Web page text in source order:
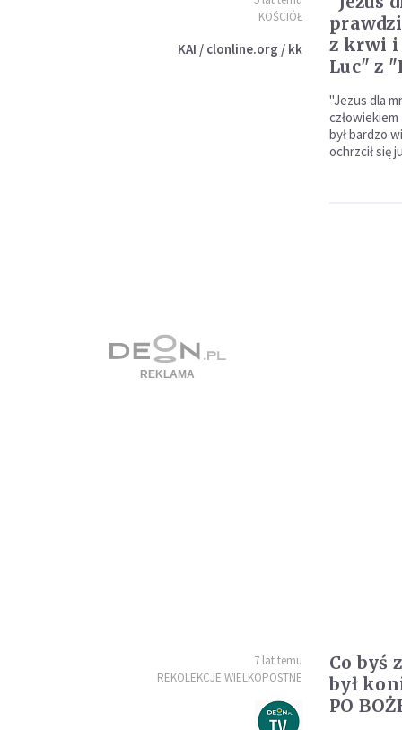
KOŚCIÓŁ
KAI / clonline.org / kk
z krwi i
Luc" z
"Jezus dla
był bardzo
ochrzcił się
7 lat temu
REKOLEKCJE WIELKOPOSTNE
Co byś
był
PO